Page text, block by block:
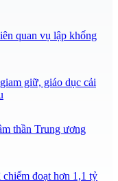
quan vụ lập khống
giữ, giáo dục cải
thần Trung ương
đoạt hơn 1,1 tỷ